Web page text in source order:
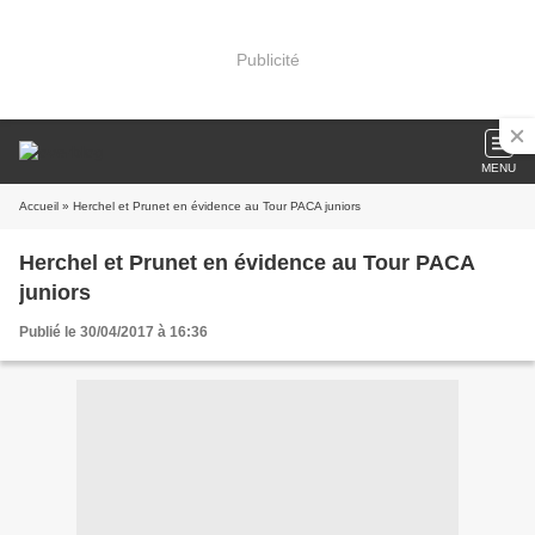
Publicité
MENU
Accueil » Herchel et Prunet en évidence au Tour PACA juniors
Herchel et Prunet en évidence au Tour PACA
juniors
Publié le 30/04/2017 à 16:36